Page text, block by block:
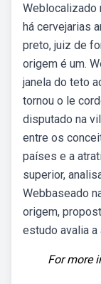
Weblocalizado
há cervejarias
preto, juiz de
origem é um.
janela do teto
tornou o le
disputado na
entre os
países e a
superior,
Webbaseado
origem,
estudo avalia a
For more